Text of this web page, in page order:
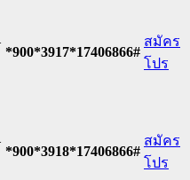
*900*3917*17406866#
สมัคร
โปร
*900*3918*17406866#
สมัคร
โปร